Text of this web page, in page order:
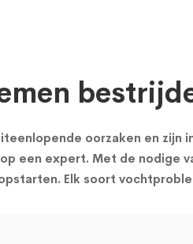
oorzaken en
een expert. Met de nodige
Elk soort